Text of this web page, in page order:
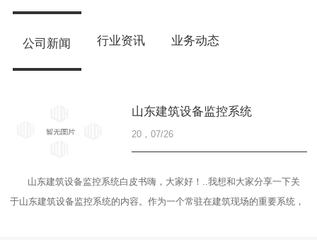
公司新闻 行业资讯 业务动态
山东建筑设备监控系统
20，07/26
山东建筑设备监控系统白皮书嗨，大家好！..我想和大家分享一下关
于山东建筑设备监控系统的内容。作为一个常驻在建筑现场的重要系统，